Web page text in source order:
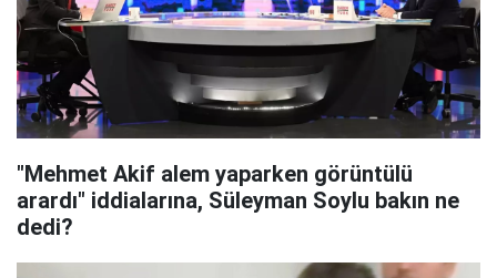
"Mehmet Akif alem yaparken görüntülü
arardı" iddialarına, Süleyman Soylu bakın ne
dedi?